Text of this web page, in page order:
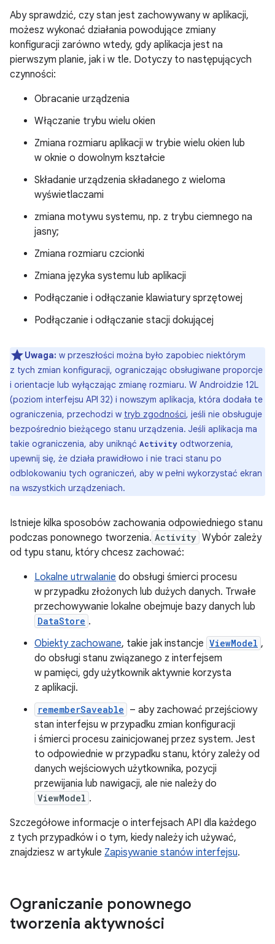
Aby sprawdzić, czy stan jest zachowywany w aplikacji,
możesz wykonać działania powodujące zmiany
konfiguracji zarówno wtedy, gdy aplikacja jest na
pierwszym planie, jak i w tle. Dotyczy to następujących
czynności:
Obracanie urządzenia
Włączanie trybu wielu okien
Zmiana rozmiaru aplikacji w trybie wielu okien lub
w oknie o dowolnym kształcie
Składanie urządzenia składanego z wieloma
wyświetlaczami
zmiana motywu systemu, np. z trybu ciemnego na
jasny;
Zmiana rozmiaru czcionki
Zmiana języka systemu lub aplikacji
Podłączanie i odłączanie klawiatury sprzętowej
Podłączanie i odłączanie stacji dokującej
Uwaga: w przeszłości można było zapobiec niektórym
z tych zmian konfiguracji, ograniczając obsługiwane proporcje
i orientacje lub wyłączając zmianę rozmiaru. W Androidzie 12L
(poziom interfejsu API 32) i nowszym aplikacja, która dodała te
ograniczenia, przechodzi w tryb zgodności, jeśli nie obsługuje
bezpośrednio bieżącego stanu urządzenia. Jeśli aplikacja ma
takie ograniczenia, aby uniknąć Activity odtworzenia,
upewnij się, że działa prawidłowo i nie traci stanu po
odblokowaniu tych ograniczeń, aby w pełni wykorzystać ekran
na wszystkich urządzeniach.
Istnieje kilka sposobów zachowania odpowiedniego stanu
podczas ponownego tworzenia. Activity Wybór zależy
od typu stanu, który chcesz zachować:
Lokalne utrwalanie do obsługi śmierci procesu
w przypadku złożonych lub dużych danych. Trwałe
przechowywanie lokalne obejmuje bazy danych lub
DataStore .
Obiekty zachowane, takie jak instancje ViewModel ,
do obsługi stanu związanego z interfejsem
w pamięci, gdy użytkownik aktywnie korzysta
z aplikacji.
rememberSaveable – aby zachować przejściowy
stan interfejsu w przypadku zmian konfiguracji
i śmierci procesu zainicjowanej przez system. Jest
to odpowiednie w przypadku stanu, który zależy od
danych wejściowych użytkownika, pozycji
przewijania lub nawigacji, ale nie należy do
ViewModel .
Szczegółowe informacje o interfejsach API dla każdego
z tych przypadków i o tym, kiedy należy ich używać,
znajdziesz w artykule Zapisywanie stanów interfejsu.
Ograniczanie ponownego
tworzenia aktywności